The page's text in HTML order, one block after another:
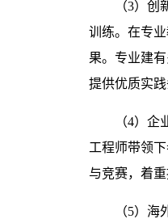
（3）创
训练。在专
果。专业建
提供优质实践
（4）企
工程师带领
与竞赛，着
（5）海